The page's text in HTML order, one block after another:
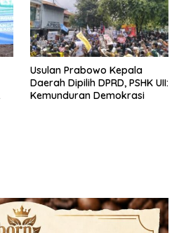
Usulan Prabowo Kepala
Daerah Dipilih DPRD, PSHK UII:
Kemunduran Demokrasi